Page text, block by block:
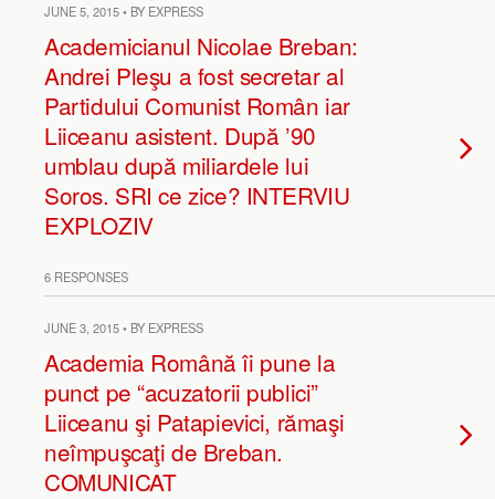
JUNE 5, 2015 • BY EXPRESS
Academicianul Nicolae Breban:
Andrei Pleşu a fost secretar al
Partidului Comunist Român iar
Liiceanu asistent. După ’90
umblau după miliardele lui
Soros. SRI ce zice? INTERVIU
EXPLOZIV
6 RESPONSES
JUNE 3, 2015 • BY EXPRESS
Academia Română îi pune la
punct pe “acuzatorii publici”
Liiceanu şi Patapievici, rămaşi
neîmpuşcaţi de Breban.
COMUNICAT